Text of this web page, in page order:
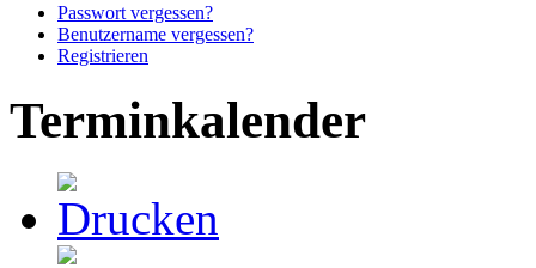
Passwort vergessen?
Benutzername vergessen?
Registrieren
Terminkalender